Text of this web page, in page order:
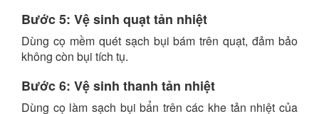
Bước 5: Vệ sinh quạt tản nhiệt
Dùng cọ mềm quét sạch bụi bám trên quạt, đảm bảo
không còn bụi tích tụ.
Bước 6: Vệ sinh thanh tản nhiệt
Dùng cọ làm sạch bụi bẩn trên các khe tản nhiệt của